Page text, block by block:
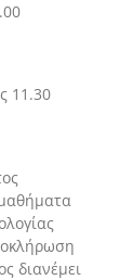
11.30
διανέμει